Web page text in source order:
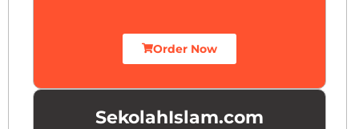
Order Now
SekolahIslam.com